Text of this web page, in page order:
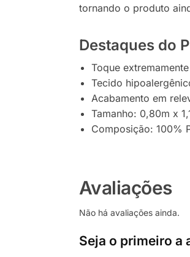
tornando o produto
Destaques do
Toque
Tecido
Acabamento em
Tamanho: 0,80m x
Composição: 100%
Avaliações
Não há avaliações ainda.
Seja o primeiro a